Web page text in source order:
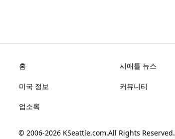
홈 시애틀 뉴스
미국 정보 커뮤니티
업소록
© 2006-2026 KSeattle.com.All Rights Reserved.